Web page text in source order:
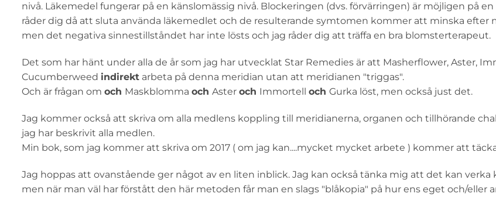
nivå. Läkemedel fungerar på en känslomässig nivå. Blockeringen (dvs. förvärringen) är möjligen på en
råder dig då att sluta använda läkemedlet och de resulterande symtomen kommer att minska efter
men det negativa sinnestillståndet har inte lösts och jag råder dig att träffa en bra blomsterterapeut.
Det som har hänt under alla de år som jag har utvecklat Star Remedies är att Masherflower, Aster,
Cucumberweed indirekt arbeta på denna meridian utan att meridianen "triggas".
Och är frågan om och Maskblomma och Aster och Immortell och Gurka löst, men också just det.
Jag kommer också att skriva om alla medlens koppling till meridianerna, organen och tillhörande
jag har beskrivit alla medlen.
Min bok, som jag kommer att skriva om 2017 ( om jag kan....mycket mycket arbete ) kommer att
Jag hoppas att ovanstående ger något av en liten inblick. Jag kan också tänka mig att det kan verka
men när man väl har förstått den här metoden får man en slags "blåkopia" på hur ens eget och/eller